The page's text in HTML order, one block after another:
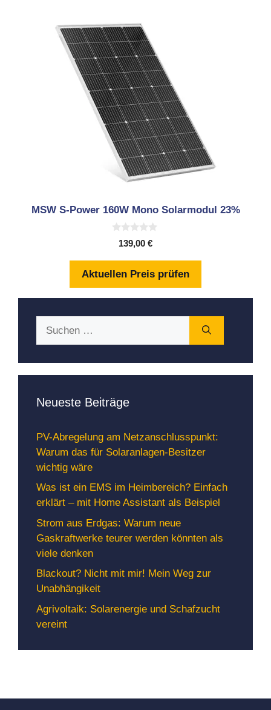
MSW S-Power 160W Mono Solarmodul 23%
5
139,00 €
Aktuellen Preis prüfen
Neueste Beiträge
PV-Abregelung am Netzanschlusspunkt:
Warum das für Solaranlagen-Besitzer
wichtig wäre
Was ist ein EMS im Heimbereich? Einfach
erklärt – mit Home Assistant als Beispiel
Strom aus Erdgas: Warum neue
Gaskraftwerke teurer werden könnten als
viele denken
Blackout? Nicht mit mir! Mein Weg zur
Unabhängikeit
Agrivoltaik: Solarenergie und Schafzucht
vereint